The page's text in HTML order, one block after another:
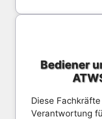
Bediener
Diese
Verantwortung